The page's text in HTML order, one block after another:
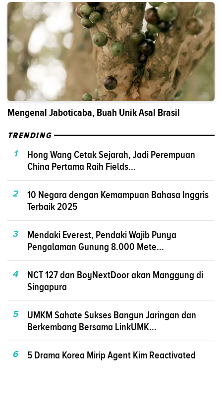
Mengenal Jaboticaba, Buah Unik Asal Brasil
TRENDING
1
Hong Wang Cetak Sejarah, Jadi Perempuan
China Pertama Raih Fields...
2
10 Negara dengan Kemampuan Bahasa Inggris
Terbaik 2025
3
Mendaki Everest, Pendaki Wajib Punya
Pengalaman Gunung 8.000 Mete...
4
NCT 127 dan BoyNextDoor akan Manggung di
Singapura
5
UMKM Sahate Sukses Bangun Jaringan dan
Berkembang Bersama LinkUMK...
6 5 Drama Korea Mirip Agent Kim Reactivated